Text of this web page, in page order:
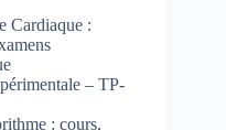
Cardiaque :
– TP-
: cours,